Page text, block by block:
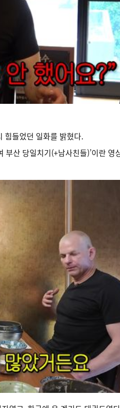
힘들었던 일화를 밝혔다.
산 당일치기(+남사친들)’이란 영